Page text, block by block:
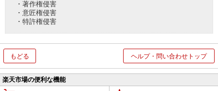
・著作権侵害
・意匠権侵害
・特許権侵害
もどる ヘルプ・問い合わせトップ
楽天市場の便利な機能